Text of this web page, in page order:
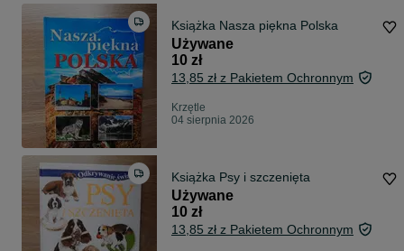
Książka Nasza piękna Polska
Używane
10 zł
13,85 zł z Pakietem Ochronnym
Krzętle
04 sierpnia 2026
Książka Psy i szczenięta
Używane
10 zł
13,85 zł z Pakietem Ochronnym